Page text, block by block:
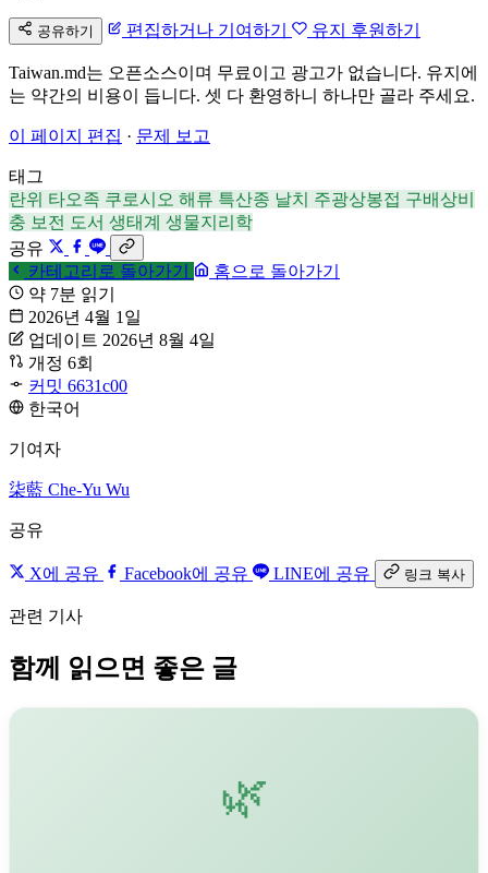
공유하기 편집하거나 기여하기 유지 후원하기
Taiwan.md는 오픈소스이며 무료이고 광고가 없습니다. 유지에
는 약간의 비용이 듭니다. 셋 다 환영하니 하나만 골라 주세요.
이 페이지 편집 · 문제 보고
태그
란위 타오족 쿠로시오 해류 특산종 날치 주광상봉접 구배상비
충 보전 도서 생태계 생물지리학
공유
카테고리로 돌아가기
홈으로 돌아가기
약 7분 읽기
2026년 4월 1일
업데이트 2026년 8월 4일
개정 6회
커밋 6631c00
한국어
기여자
柒藍 Che-Yu Wu
공유
X에 공유 Facebook에 공유 LINE에 공유 링크 복사
관련 기사
함께 읽으면 좋은 글
🌿